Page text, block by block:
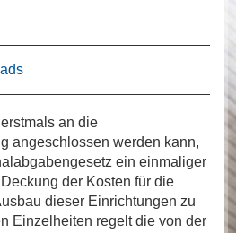
an die
angeschlossen werden kann,
ein einmaliger
der Kosten für die
dieser Einrichtungen zu
Einzelheiten regelt die von der